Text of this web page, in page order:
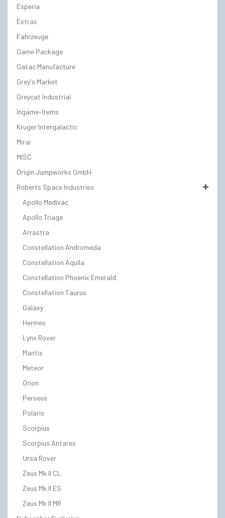
Esperia
Extras
Fahrzeuge
Game Package
Gatac Manufacture
Grey's Market
Greycat Industrial
Ingame-Items
Kruger Intergalactic
Mirai
MISC
Origin Jumpworks GmbH
Roberts Space Industries
Apollo Medivac
Apollo Triage
Arrastra
Constellation Andromeda
Constellation Aquila
Constellation Phoenix Emerald
Constellation Taurus
Galaxy
Hermes
Lynx Rover
Mantis
Meteor
Orion
Perseus
Polaris
Scorpius
Scorpius Antares
Ursa Rover
Zeus Mk II CL
Zeus Mk II ES
Zeus Mk II MR